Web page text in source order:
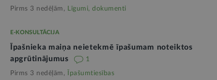
Pirms 3 nedēļām, Līgumi, dokumenti
E-KONSULTĀCIJA
Īpašnieka maiņa neietekmē īpašumam noteiktos
apgrūtinājumus
1
Pirms 3 nedēļām, Īpašumtiesības